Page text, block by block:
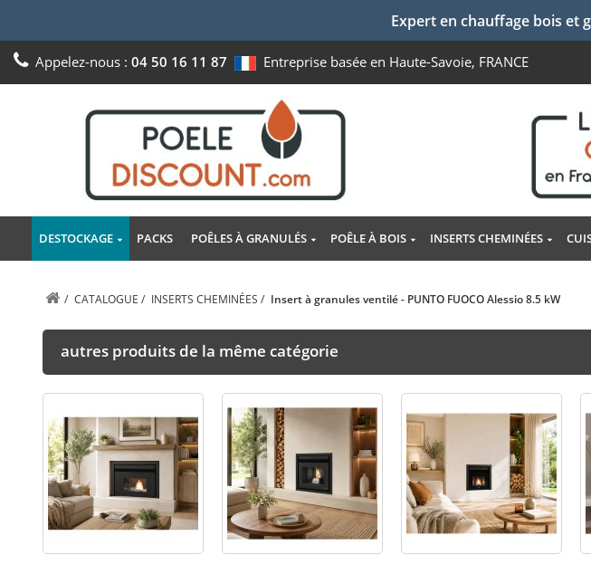
Expert en chauffage bois et
Appelez-nous : 04 50 16 11 87 Entreprise basée en Haute-Savoie, FRANCE
DESTOCKAGE PACKS POÊLES À GRANULÉS POÊLE À BOIS INSERTS CHEMINÉES
/ CATALOGUE / INSERTS CHEMINÉES / Insert à granules ventilé - PUNTO FUOCO Alessio 8.5 kW
autres produits de la même catégorie